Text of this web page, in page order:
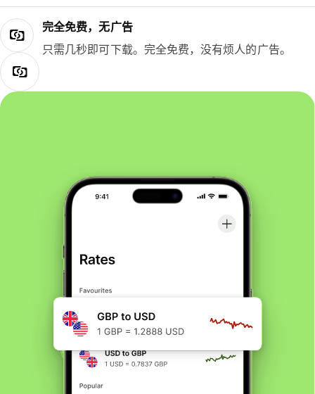
完全免费，无广告
只需几秒即可下载。完全免费，没有烦人的广告。